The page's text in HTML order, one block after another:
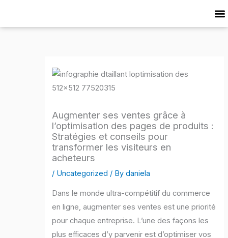
Augmenter ses ventes grâce à
l’optimisation des pages de produits :
Stratégies et conseils pour
transformer les visiteurs en
acheteurs
/ Uncategorized / Bydaniela
Dans le monde ultra-compétitif du commerce
en ligne, augmenter ses ventes est une priorité
pour chaque entreprise. L’une des façons les
plus efficaces d’y parvenir est d’optimiser vos